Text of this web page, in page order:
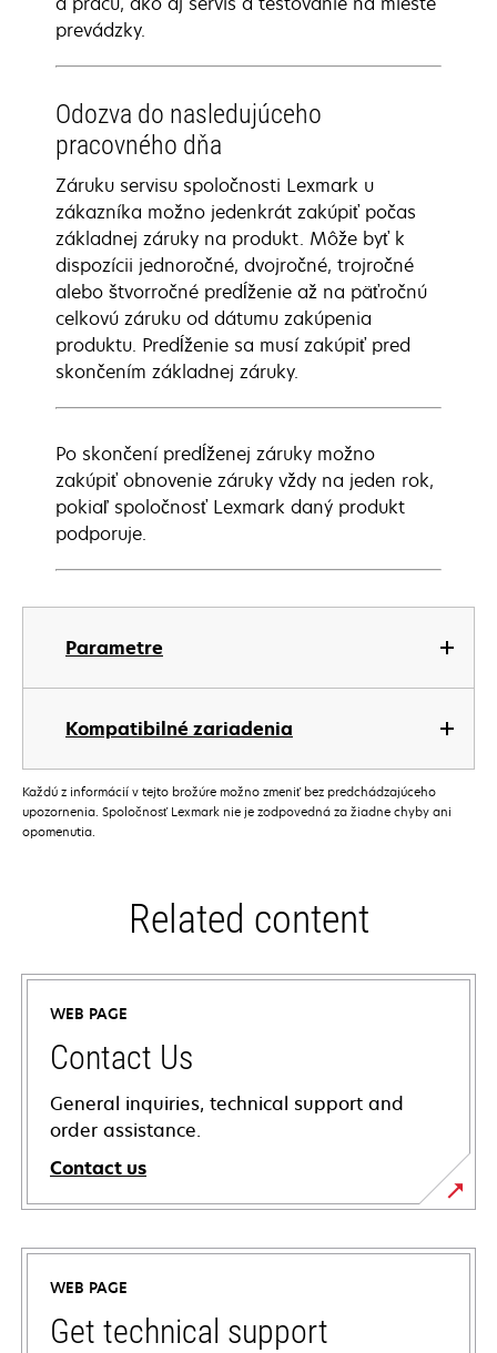
Parametre
Kompatibilné zariadenia
prevádzky.
Odozva do nasledujúceho
pracovného dňa
Záruku servisu spoločnosti Lexmark u
zákazníka možno jedenkrát zakúpiť počas
základnej záruky na produkt. Môže byť k
dispozícii jednoročné, dvojročné, trojročné
alebo štvorročné predĺženie až na päťročnú
celkovú záruku od dátumu zakúpenia
produktu. Predĺženie sa musí zakúpiť pred
skončením základnej záruky.
Po skončení predĺženej záruky možno
zakúpiť obnovenie záruky vždy na jeden rok,
pokiaľ spoločnosť Lexmark daný produkt
podporuje.
Každú z informácií v tejto brožúre možno zmeniť bez predchádzajúceho
upozornenia. Spoločnosť Lexmark nie je zodpovedná za žiadne chyby ani
opomenutia.
Related content
WEB PAGE
Contact Us
General inquiries, technical support and
order assistance.
Contact us
WEB PAGE
Get technical support